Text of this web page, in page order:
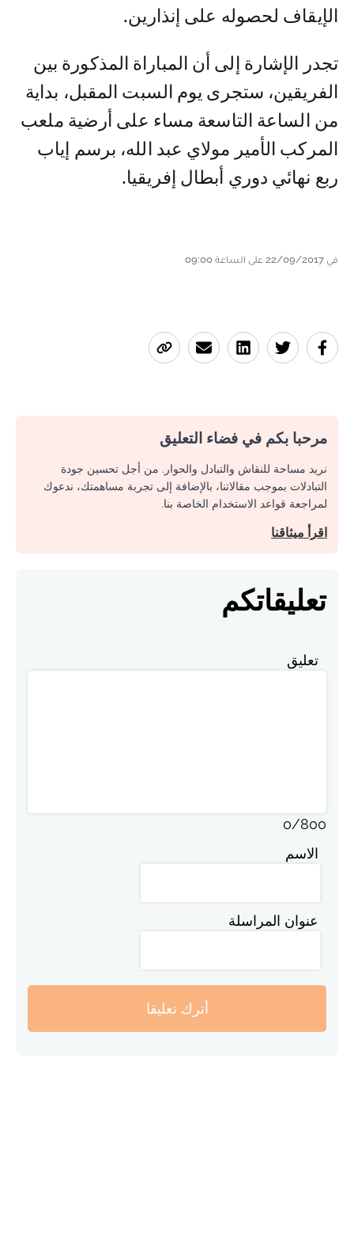
الإيقاف لحصوله على إنذارين.
تجدر الإشارة إلى أن المباراة المذكورة بين
الفريقين، ستجرى يوم السبت المقبل، بداية
من الساعة التاسعة مساء على أرضية ملعب
المركب الأمير مولاي عبد الله، برسم إياب
ربع نهائي دوري أبطال إفريقيا.
في 22/09/2017 على الساعة 09:00
مرحبا بكم في فضاء التعليق
نريد مساحة للنقاش والتبادل والحوار. من أجل تحسين جودة
التبادلات بموجب مقالاتنا، بالإضافة إلى تجربة مساهمتك، ندعوك
لمراجعة قواعد الاستخدام الخاصة بنا.
اقرأ ميثاقنا
تعليقاتكم
تعليق
0/800
الاسم
عنوان المراسلة
أترك تعليقا